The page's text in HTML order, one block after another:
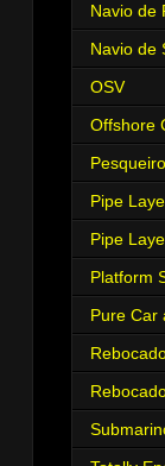
Navio de
Navio de
OSV
Offshore
Pesqueiro
Pipe
Pipe
Platform
Pure Car